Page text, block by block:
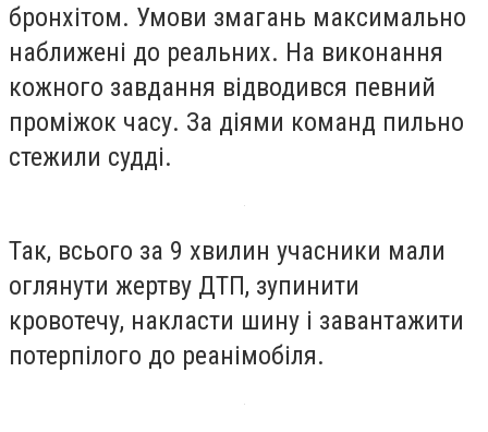
бронхітом. Умови змагань максимально
наближені до реальних. На виконання
кожного завдання відводився певний
проміжок часу. За діями команд пильно
стежили судді.
Так, всього за 9 хвилин учасники мали
оглянути жертву ДТП, зупинити
кровотечу, накласти шину і завантажити
потерпілого до реанімобіля.